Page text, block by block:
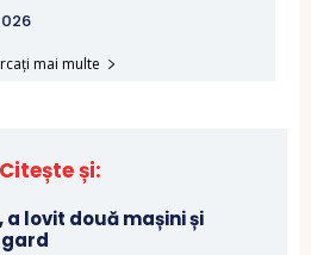
mai multe
Citește și:
lovit două mașini și